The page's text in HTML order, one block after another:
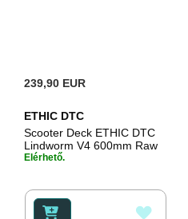
239,90 EUR
ETHIC DTC
Scooter Deck ETHIC DTC
Lindworm V4 600mm Raw
Elérhető.